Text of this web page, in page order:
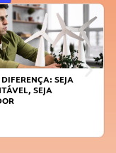
SEJA
SEJA